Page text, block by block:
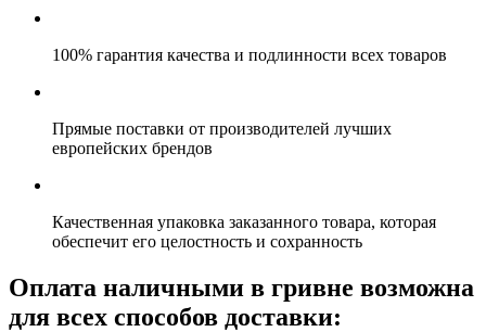
100% гарантия качества и подлинности всех товаров
Прямые поставки от производителей лучших
европейских брендов
Качественная упаковка заказанного товара, которая
обеспечит его целостность и сохранность
Оплата наличными в гривне возможна
для всех способов доставки: